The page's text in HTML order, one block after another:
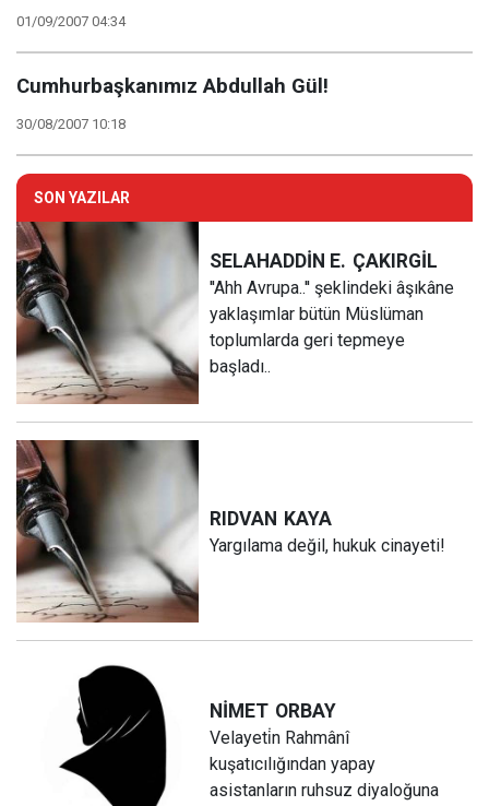
01/09/2007 04:34
Cumhurbaşkanımız Abdullah Gül!
30/08/2007 10:18
SON YAZILAR
SELAHADDİN E. ÇAKIRGİL
''Ahh Avrupa..'' şeklindeki âşıkâne
yaklaşımlar bütün Müslüman
toplumlarda geri tepmeye
başladı..
RIDVAN KAYA
Yargılama değil, hukuk cinayeti!
NİMET ORBAY
Velayeti̇n Rahmânî
kuşatıcılığından yapay
asistanların ruhsuz diyaloğuna